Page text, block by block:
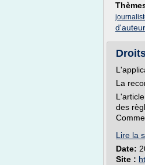
d'auteur
La
des
Lire la
Date:
Site :